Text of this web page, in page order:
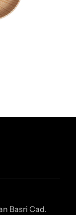
Basri Cad.